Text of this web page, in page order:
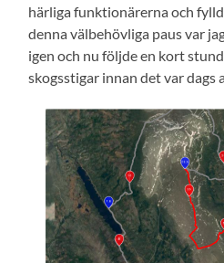
härliga funktionärerna och
denna välbehövliga paus var
igen och nu följde en kort
skogsstigar innan det var dags